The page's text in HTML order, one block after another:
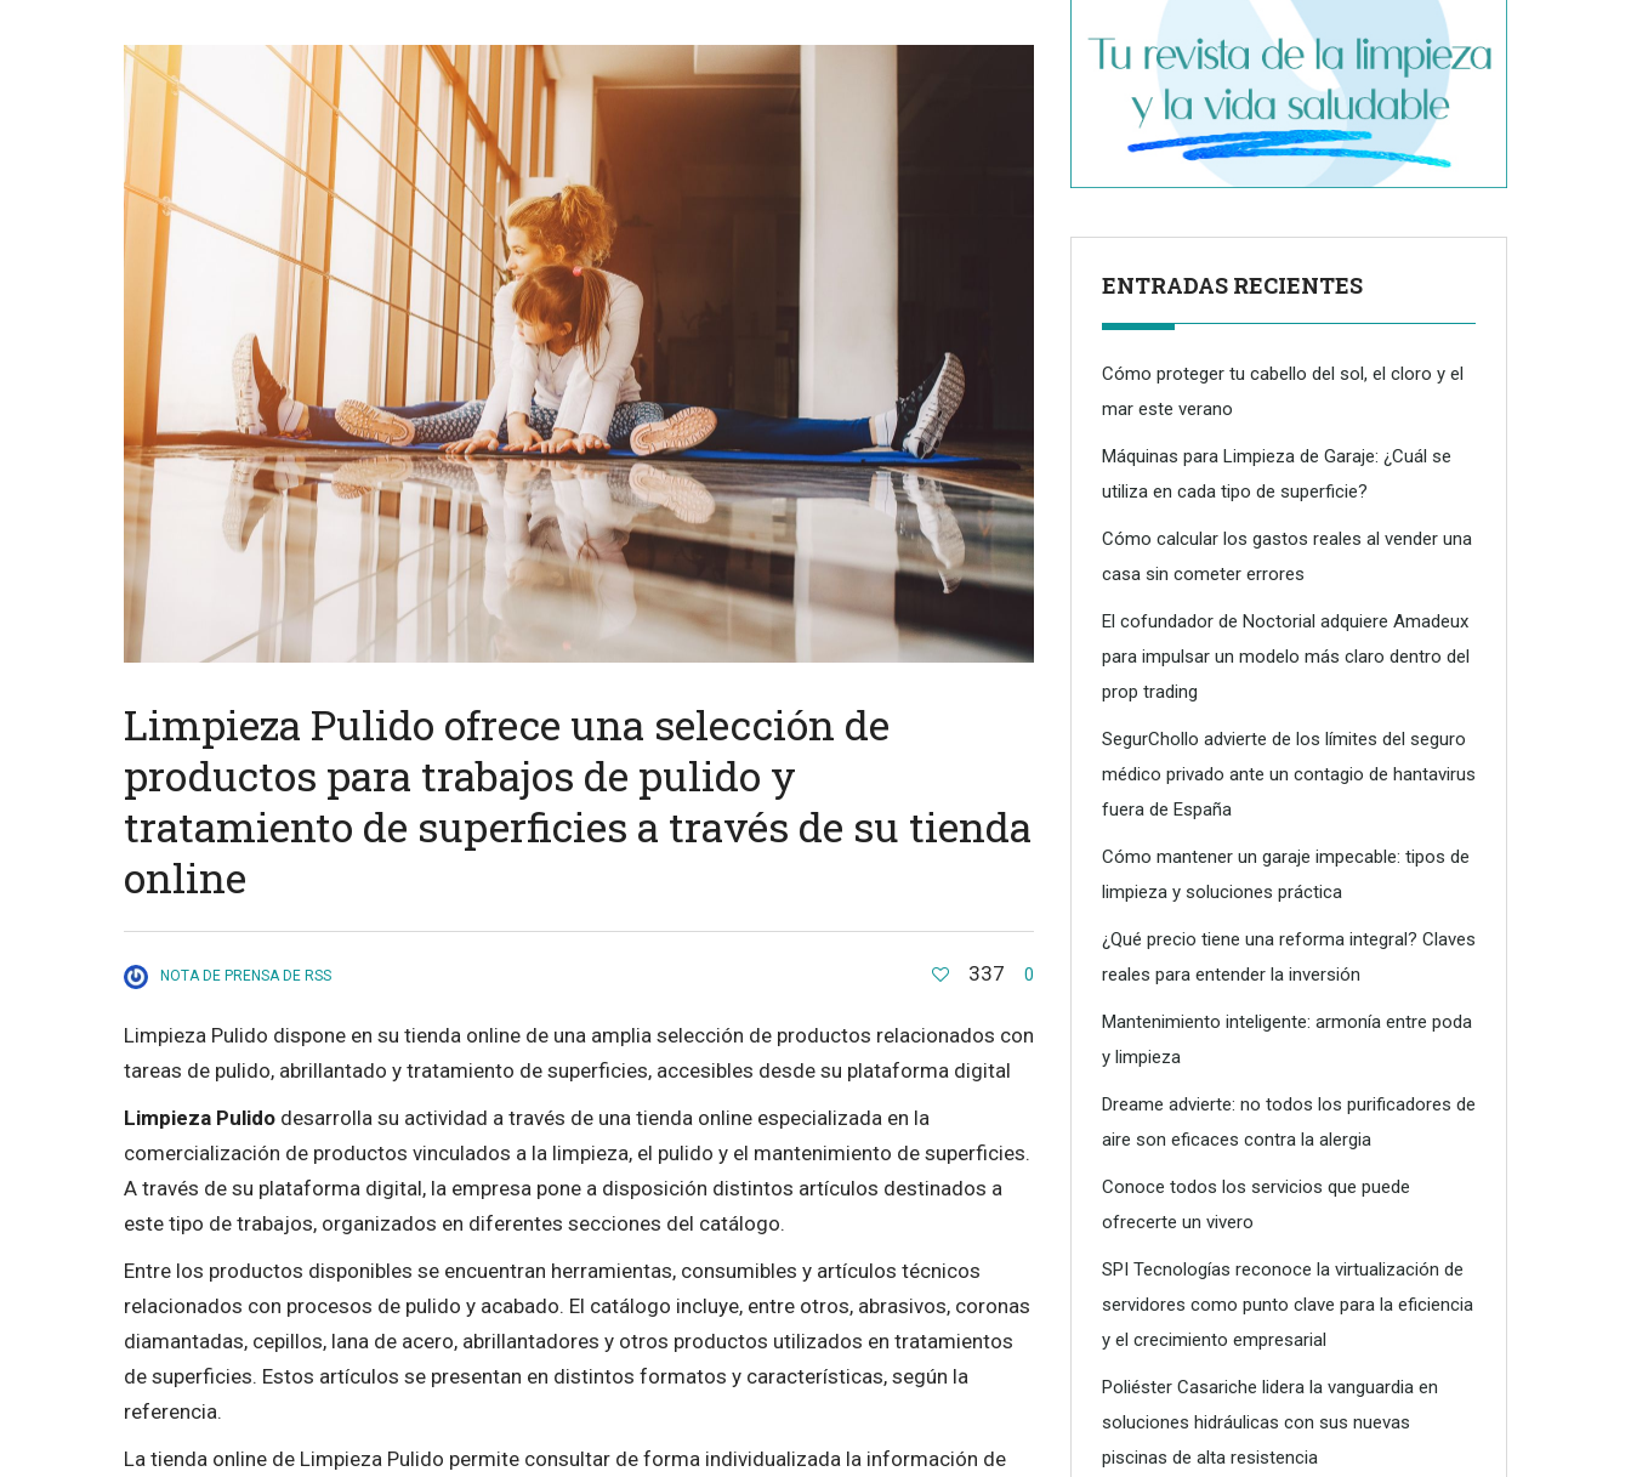
Limpieza Pulido ofrece una selección de
productos para trabajos de pulido y
tratamiento de superficies a través de su tienda
online
NOTA DE PRENSA DE RSS 337 0
Limpieza Pulido dispone en su tienda online de una amplia selección de productos relacionados con
tareas de pulido, abrillantado y tratamiento de superficies, accesibles desde su plataforma digital
Limpieza Pulido desarrolla su actividad a través de una tienda online especializada en la
comercialización de productos vinculados a la limpieza, el pulido y el mantenimiento de superficies.
A través de su plataforma digital, la empresa pone a disposición distintos artículos destinados a
este tipo de trabajos, organizados en diferentes secciones del catálogo.
Entre los productos disponibles se encuentran herramientas, consumibles y artículos técnicos
relacionados con procesos de pulido y acabado. El catálogo incluye, entre otros, abrasivos, coronas
diamantadas, cepillos, lana de acero, abrillantadores y otros productos utilizados en tratamientos
de superficies. Estos artículos se presentan en distintos formatos y características, según la
referencia.
La tienda online de Limpieza Pulido permite consultar de forma individualizada la información de
ENTRADAS RECIENTES
Cómo proteger tu cabello del sol, el cloro y el
mar este verano
Máquinas para Limpieza de Garaje: ¿Cuál se
utiliza en cada tipo de superficie?
Cómo calcular los gastos reales al vender una
casa sin cometer errores
El cofundador de Noctorial adquiere Amadeux
para impulsar un modelo más claro dentro del
prop trading
SegurChollo advierte de los límites del seguro
médico privado ante un contagio de hantavirus
fuera de España
Cómo mantener un garaje impecable: tipos de
limpieza y soluciones práctica
¿Qué precio tiene una reforma integral? Claves
reales para entender la inversión
Mantenimiento inteligente: armonía entre poda
y limpieza
Dreame advierte: no todos los purificadores de
aire son eficaces contra la alergia
Conoce todos los servicios que puede
ofrecerte un vivero
SPI Tecnologías reconoce la virtualización de
servidores como punto clave para la eficiencia
y el crecimiento empresarial
Poliéster Casariche lidera la vanguardia en
soluciones hidráulicas con sus nuevas
piscinas de alta resistencia